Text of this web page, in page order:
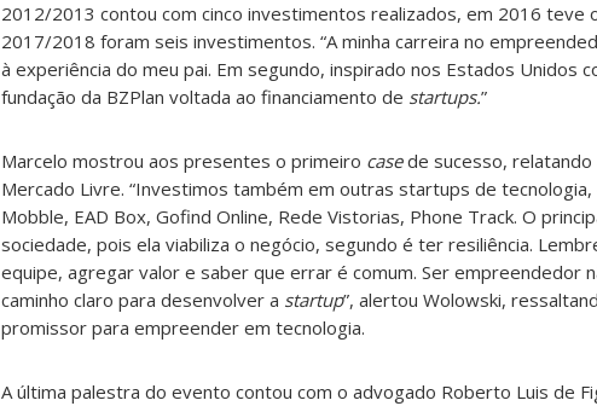
2012/2013 contou com cinco investimentos realizados, em 2016 teve
2017/2018 foram seis investimentos. “A minha carreira no
à experiência do meu pai. Em segundo, inspirado nos Estados Unidos
fundação da BZPlan voltada ao financiamento de startups.”
Marcelo mostrou aos presentes o primeiro casede sucesso, relatando
Mercado Livre. “Investimos também em outras startups de
Mobble, EAD Box, Gofind Online, Rede Vistorias, Phone Track. O
sociedade, pois ela viabiliza o negócio, segundo é ter resiliência.
equipe, agregar valor e saber que errar é comum. Ser empreendedor
caminho claro para desenvolver a startup”, alertou Wolowski,
promissor para empreender em tecnologia.
A última palestra do evento contou com o advogado Roberto Luis de